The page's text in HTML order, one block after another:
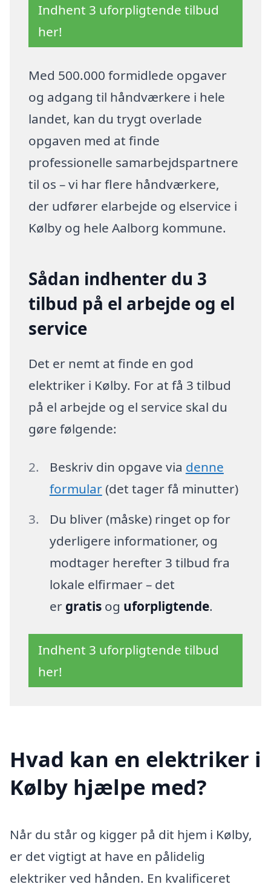
Indhent 3 uforpligtende tilbud
her!
Med 500.000 formidlede opgaver
og adgang til håndværkere i hele
landet, kan du trygt overlade
opgaven med at finde
professionelle samarbejdspartnere
til os – vi har flere håndværkere,
der udfører elarbejde og elservice i
Kølby og hele Aalborg kommune.
Sådan indhenter du 3
tilbud på el arbejde og el
service
Det er nemt at finde en god
elektriker i Kølby. For at få 3 tilbud
på el arbejde og el service skal du
gøre følgende:
Beskriv din opgave via denne
formular(det tager få minutter)
Du bliver (måske) ringet op for
yderligere informationer, og
modtager herefter 3 tilbud fra
lokale elfirmaer – det
er gratisog uforpligtende.
Indhent 3 uforpligtende tilbud
her!
Hvad kan en elektriker i
Kølby hjælpe med?
Når du står og kigger på dit hjem i Kølby,
er det vigtigt at have en pålidelig
elektriker ved hånden. En kvalificeret